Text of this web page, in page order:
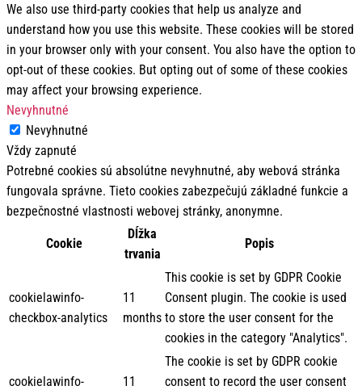
We also use third-party cookies that help us analyze and
understand how you use this website. These cookies will be stored
in your browser only with your consent. You also have the option to
opt-out of these cookies. But opting out of some of these cookies
may affect your browsing experience.
Nevyhnutné
Nevyhnutné
Vždy zapnuté
Potrebné cookies sú absolútne nevyhnutné, aby webová stránka
fungovala správne. Tieto cookies zabezpečujú základné funkcie a
bezpečnostné vlastnosti webovej stránky, anonymne.
Cookie
Dĺžka
trvania
Popis
cookielawinfo-
checkbox-analytics
11
months
This cookie is set by GDPR Cookie
Consent plugin. The cookie is used
to store the user consent for the
cookies in the category "Analytics".
cookielawinfo-
11
The cookie is set by GDPR cookie
consent to record the user consent